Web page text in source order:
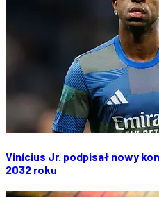
Vinícius Jr. podpisał nowy
2032 roku